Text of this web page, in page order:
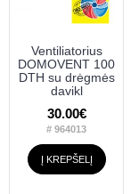
Ventiliatorius
DOMOVENT 100
DTH su drėgmės
davikl
30.00€
# 964013
Į KREPŠELĮ